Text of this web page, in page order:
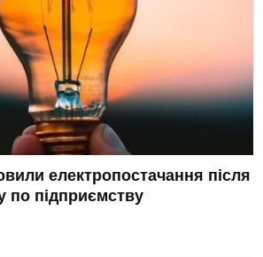
електропостачання після
по підприємству